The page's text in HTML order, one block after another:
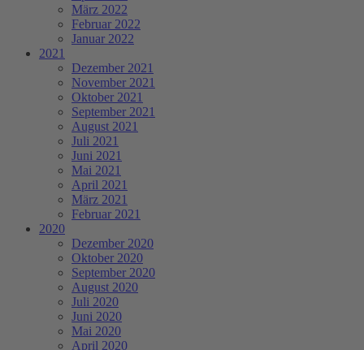
März 2022
Februar 2022
Januar 2022
2021
Dezember 2021
November 2021
Oktober 2021
September 2021
August 2021
Juli 2021
Juni 2021
Mai 2021
April 2021
März 2021
Februar 2021
2020
Dezember 2020
Oktober 2020
September 2020
August 2020
Juli 2020
Juni 2020
Mai 2020
April 2020